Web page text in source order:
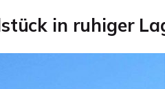
in ruhiger